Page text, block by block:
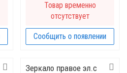
Товар временно
отсутствует
Сообщить о появлении
Зеркало правое эл.с